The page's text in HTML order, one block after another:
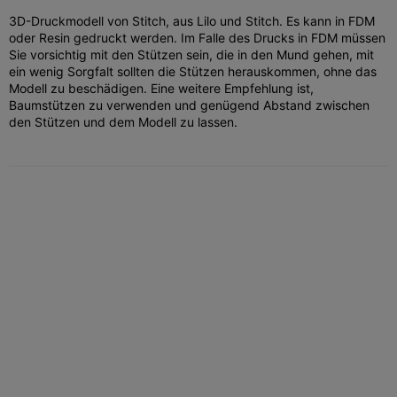
3D-Druckmodell von Stitch, aus Lilo und Stitch. Es kann in FDM
oder Resin gedruckt werden. Im Falle des Drucks in FDM müssen
Sie vorsichtig mit den Stützen sein, die in den Mund gehen, mit
ein wenig Sorgfalt sollten die Stützen herauskommen, ohne das
Modell zu beschädigen. Eine weitere Empfehlung ist,
Baumstützen zu verwenden und genügend Abstand zwischen
den Stützen und dem Modell zu lassen.